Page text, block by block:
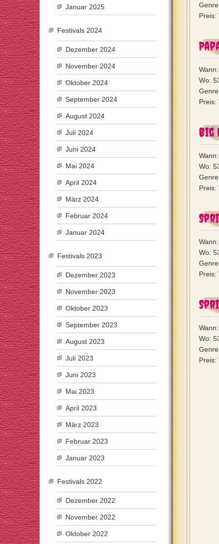
Preis:
Wo:
Preis:
Big
Wo:
Preis:
Wo:
Preis:
Wo:
Preis:
Januar 2025
Festivals 2024
Dezember 2024
November 2024
Oktober 2024
September 2024
August 2024
Juli 2024
Juni 2024
Mai 2024
April 2024
März 2024
Februar 2024
Januar 2024
Festivals 2023
Dezember 2023
November 2023
Oktober 2023
September 2023
August 2023
Juli 2023
Juni 2023
Mai 2023
April 2023
März 2023
Februar 2023
Januar 2023
Festivals 2022
Dezember 2022
November 2022
Oktober 2022